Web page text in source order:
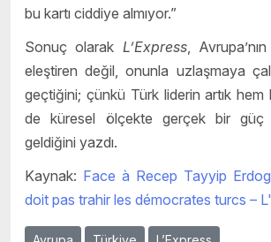
bu kartı ciddiye almıyor.”
Sonuç olarak L’Express,
eleştiren değil, onunla uzlaşmaya
geçtiğini; çünkü Türk liderin artık hem
de küresel ölçekte gerçek bir güç
geldiğini yazdı.
Kaynak: Face à Recep Tayyip
doit pas trahir les démocrates turcs –